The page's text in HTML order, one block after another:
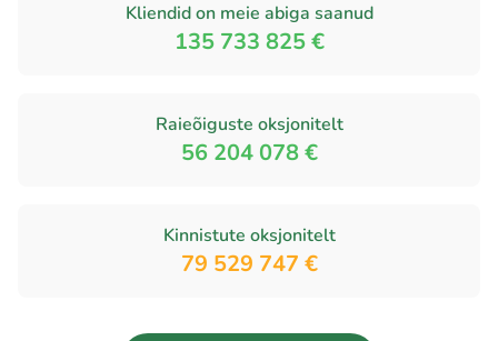
Kliendid on meie abiga saanud
135 733 825 €
Raieõiguste oksjonitelt
56 204 078 €
Kinnistute oksjonitelt
79 529 747 €